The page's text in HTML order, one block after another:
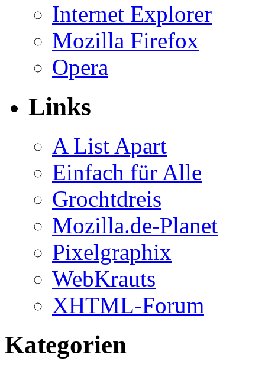
Internet Explorer
Mozilla Firefox
Opera
Links
A List Apart
Einfach für Alle
Grochtdreis
Mozilla.de-Planet
Pixelgraphix
WebKrauts
XHTML-Forum
Kategorien